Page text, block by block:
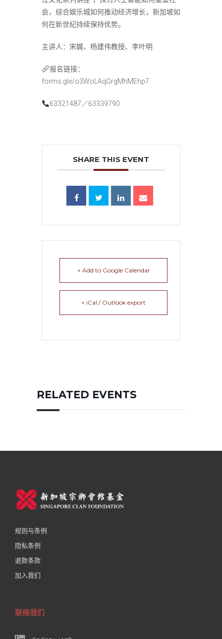
会，综合娱乐城如何推动经济增长，新加坡如
何在新世纪持续保持优势。
主讲人：宋娓、杨建伟教授、李叶明
报名链接：
forms.gle/o3WoLAqGrgMhMEhp7
63321487／63339790
SHARE THIS EVENT
+ Add to Google Calendar
+ iCal / Outlook export
RELATED EVENTS
规则与条例
隐私条例
退款条款
加入我们
联络我们